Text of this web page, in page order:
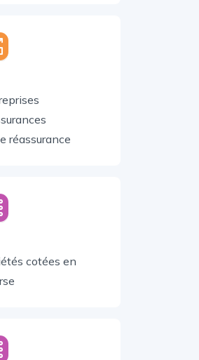
réassurance
cotées en